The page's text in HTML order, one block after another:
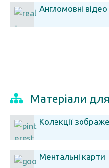
Англомовні
Матеріали для
Колекції
Ментальні карти